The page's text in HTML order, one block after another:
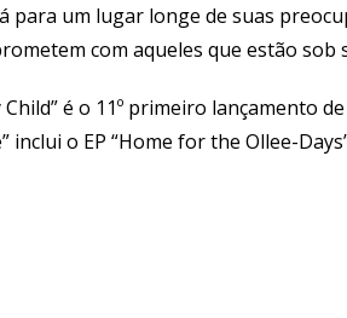
um lugar longe de suas
com aqueles que estão sob
é o 11º primeiro lançamento
inclui o EP “Home for the Ollee-